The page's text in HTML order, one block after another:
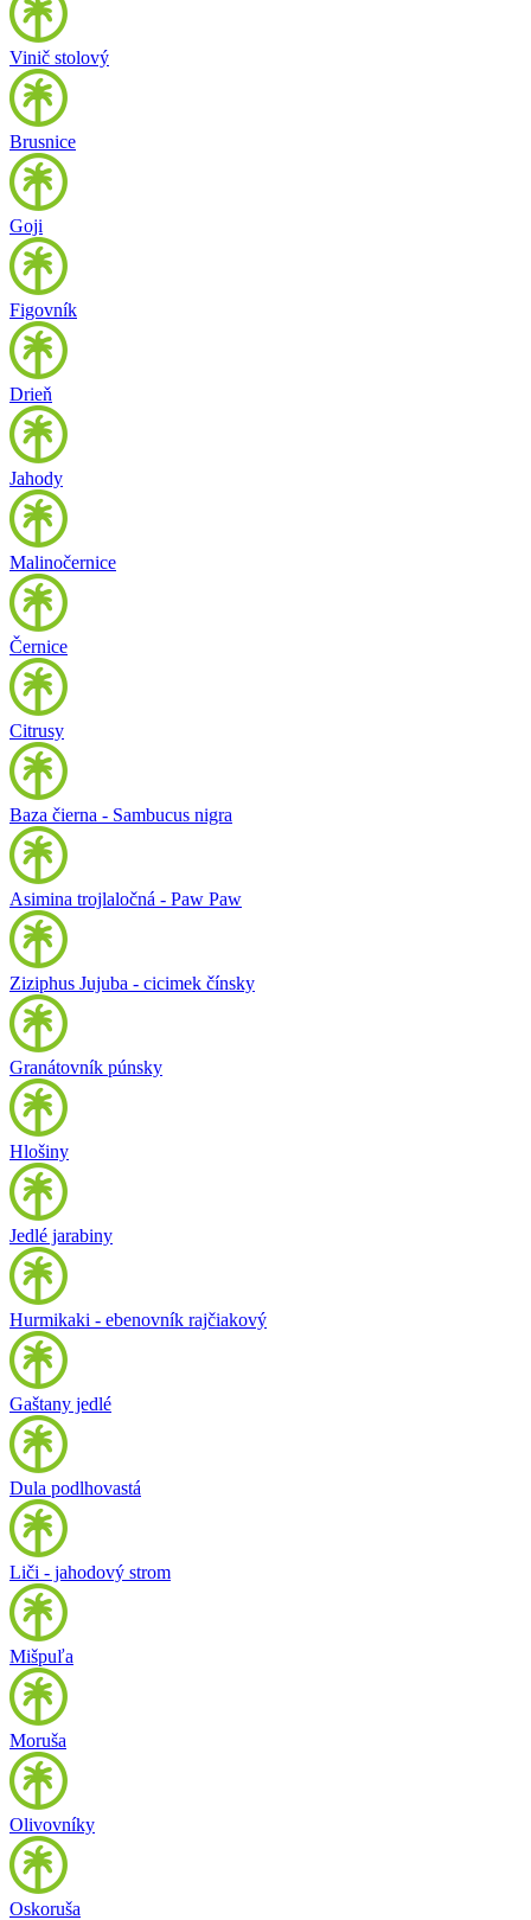
Vinič stolový
Brusnice
Goji
Figovník
Drieň
Jahody
Malinočernice
Černice
Citrusy
Baza čierna - Sambucus nigra
Asimina trojlaločná - Paw Paw
Ziziphus Jujuba - cicimek čínsky
Granátovník púnsky
Hlošiny
Jedlé jarabiny
Hurmikaki - ebenovník rajčiakový
Gaštany jedlé
Dula podlhovastá
Liči - jahodový strom
Mišpuľa
Moruša
Olivovníky
Oskoruša